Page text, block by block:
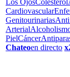
Los OjosColesterol
Cardiovascular
Genitourinarias
Arterial
PielCáncer
Chateoen directo